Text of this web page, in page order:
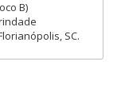
B)
SC.